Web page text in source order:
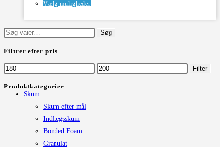
Vælg muligheder
har
flere
Mulighederne
Søg
Søg
Filtrer efter pris
Mindste
Højeste
Filter
Produktkategorier
Skum
Skum efter mål
Indlægsskum
Bonded Foam
Granulat